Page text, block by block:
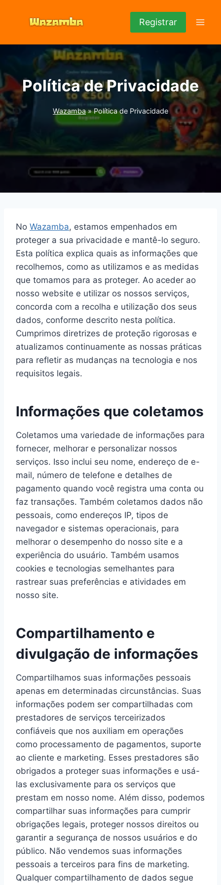
Conteúdo
Registrar
Política de Privacidade
Wazamba»Política de Privacidade
No Wazamba, estamos empenhados em
proteger a sua privacidade e mantê-lo seguro.
Esta política explica quais as informações que
recolhemos, como as utilizamos e as medidas
que tomamos para as proteger. Ao aceder ao
nosso website e utilizar os nossos serviços,
concorda com a recolha e utilização dos seus
dados, conforme descrito nesta política.
Cumprimos diretrizes de proteção rigorosas e
atualizamos continuamente as nossas práticas
para refletir as mudanças na tecnologia e nos
requisitos legais.
Informações que coletamos
Coletamos uma variedade de informações para
fornecer, melhorar e personalizar nossos
serviços. Isso inclui seu nome, endereço de e-
mail, número de telefone e detalhes de
pagamento quando você registra uma conta ou
faz transações. Também coletamos dados não
pessoais, como endereços IP, tipos de
navegador e sistemas operacionais, para
melhorar o desempenho do nosso site e a
experiência do usuário. Também usamos
cookies e tecnologias semelhantes para
rastrear suas preferências e atividades em
nosso site.
Compartilhamento e
divulgação de informações
Compartilhamos suas informações pessoais
apenas em determinadas circunstâncias. Suas
informações podem ser compartilhadas com
prestadores de serviços terceirizados
confiáveis que nos auxiliam em operações
como processamento de pagamentos, suporte
ao cliente e marketing. Esses prestadores são
obrigados a proteger suas informações e usá-
las exclusivamente para os serviços que
prestam em nosso nome. Além disso, podemos
compartilhar suas informações para cumprir
obrigações legais, proteger nossos direitos ou
garantir a segurança de nossos usuários e do
público. Não vendemos suas informações
pessoais a terceiros para fins de marketing.
Qualquer compartilhamento de dados segue